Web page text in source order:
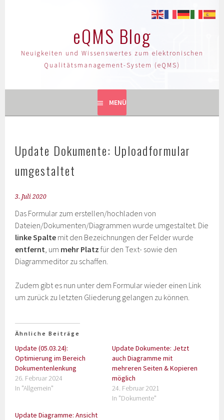
eQMS Blog
Neuigkeiten und Wissenswertes zum elektronischen
Qualitätsmanagement-System (eQMS)
MENÜ
Update Dokumente: Uploadformular
umgestaltet
3. Juli 2020
Das Formular zum erstellen/hochladen von
Dateien/Dokumenten/Diagrammen wurde umgestaltet. Die
linke Spalte mit den Bezeichnungen der Felder wurde
entfernt, um mehr Platz für den Text- sowie den
Diagrammeditor zu schaffen.
Zudem gibt es nun unter dem Formular wieder einen Link
um zurück zu letzten Gliederung gelangen zu können.
Ähnliche Beiträge
Update (05.03.24):
Optimierung im Bereich
Dokumentenlenkung
26. Februar 2024
In "Allgemein"
Update Dokumente: Jetzt
auch Diagramme mit
mehreren Seiten & Kopieren
möglich
24. Februar 2021
In "Dokumente"
Update Diagramme: Ansicht